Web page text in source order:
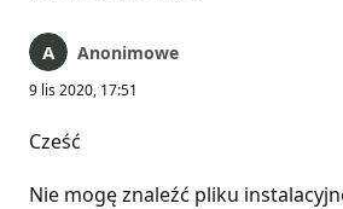
Anonimowe
9 lis 2020, 17:51
Cześć
Nie mogę znaleźć pliku